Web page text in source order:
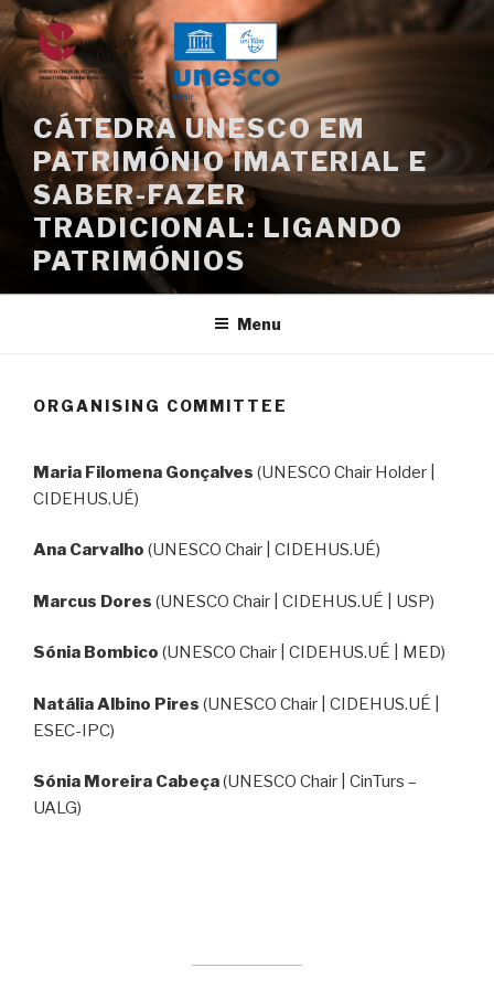
Skip
to
content
CÁTEDRA UNESCO EM
PATRIMÓNIO IMATERIAL E
SABER-FAZER
TRADICIONAL: LIGANDO
PATRIMÓNIOS
Menu
ORGANISING COMMITTEE
Maria Filomena Gonçalves (UNESCO Chair Holder |
CIDEHUS.UÉ)
Ana Carvalho (UNESCO Chair | CIDEHUS.UÉ)
Marcus Dores (UNESCO Chair | CIDEHUS.UÉ | USP)
Sónia Bombico (UNESCO Chair | CIDEHUS.UÉ | MED)
Natália Albino Pires (UNESCO Chair | CIDEHUS.UÉ |
ESEC-IPC)
Sónia Moreira Cabeça(UNESCO Chair | CinTurs –
UALG)